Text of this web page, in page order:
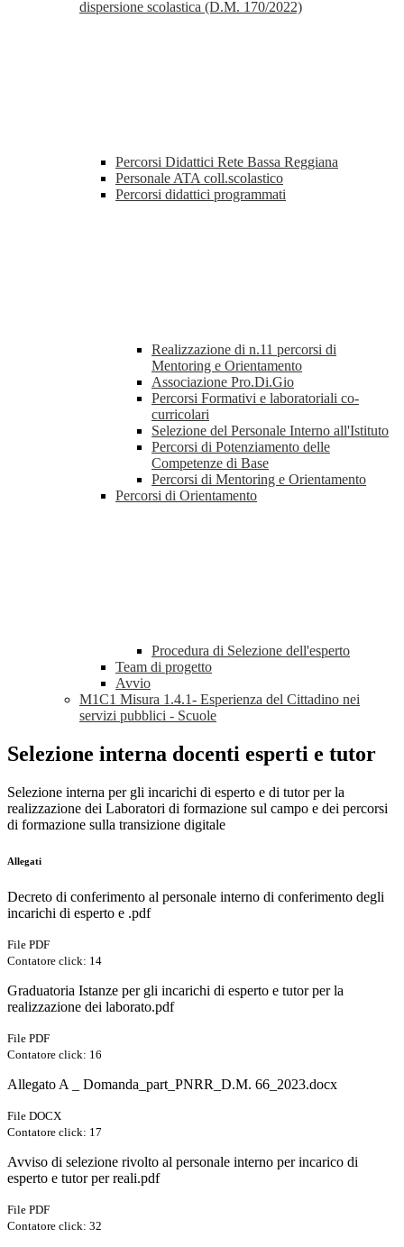
dispersione scolastica (D.M. 170/2022)
Percorsi Didattici Rete Bassa Reggiana
Personale ATA coll.scolastico
Percorsi didattici programmati
Realizzazione di n.11 percorsi di
Mentoring e Orientamento
Associazione Pro.Di.Gio
Percorsi Formativi e laboratoriali co-
curricolari
Selezione del Personale Interno all'Istituto
Percorsi di Potenziamento delle
Competenze di Base
Percorsi di Mentoring e Orientamento
Percorsi di Orientamento
Procedura di Selezione dell'esperto
Team di progetto
Avvio
M1C1 Misura 1.4.1- Esperienza del Cittadino nei
servizi pubblici - Scuole
Selezione interna docenti esperti e tutor
Selezione interna per gli incarichi di esperto e di tutor per la
realizzazione dei Laboratori di formazione sul campo e dei percorsi
di formazione sulla transizione digitale
Allegati
Decreto di conferimento al personale interno di conferimento degli
incarichi di esperto e .pdf
File PDF
Contatore click: 14
Graduatoria Istanze per gli incarichi di esperto e tutor per la
realizzazione dei laborato.pdf
File PDF
Contatore click: 16
Allegato A _ Domanda_part_PNRR_D.M. 66_2023.docx
File DOCX
Contatore click: 17
Avviso di selezione rivolto al personale interno per incarico di
esperto e tutor per reali.pdf
File PDF
Contatore click: 32